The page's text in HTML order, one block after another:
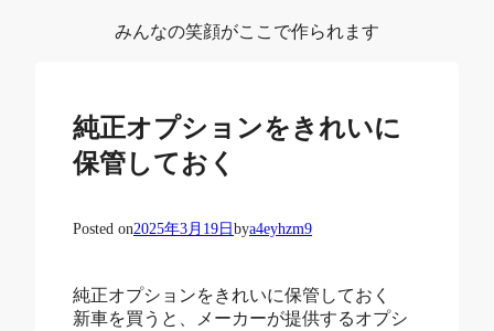
みんなの笑顔がここで作られます
純正オプションをきれいに
保管しておく
Posted on2025年3月19日 bya4eyhzm9
純正オプションをきれいに保管しておく
新車を買うと、メーカーが提供するオプシ